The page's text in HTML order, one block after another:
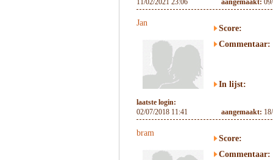
11/02/2021 23:06
aangemaakt:
Jan
Score:
Commentaar:
In lijst:
laatste login:
02/07/2018 11:41
aangemaakt:
bram
Score:
Commentaar: